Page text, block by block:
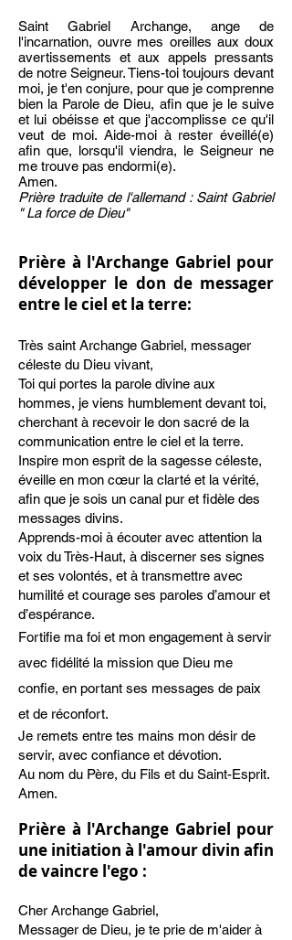
Saint Gabriel Archange, ange de
l'incarnation, ouvre mes oreilles aux doux
avertissements et aux appels pressants
de notre Seigneur. Tiens-toi toujours devant
moi, je t'en conjure, pour que je comprenne
bien la Parole de Dieu, afin que je le suive
et lui obéisse et que j'accomplisse ce qu'il
veut de moi. Aide-moi à rester éveillé(e)
afin que, lorsqu'il viendra, le Seigneur ne
me trouve pas endormi(e).
Amen.
Prière traduite de l'allemand : Saint Gabriel
" La force de Dieu"
Prière à l'Archange Gabriel pour
développer le don de messager
entre le ciel et la terre:
Très saint Archange Gabriel, messager
céleste du Dieu vivant,
Toi qui portes la parole divine aux
hommes, je viens humblement devant toi,
cherchant à recevoir le don sacré de la
communication entre le ciel et la terre.
Inspire mon esprit de la sagesse céleste,
éveille en mon cœur la clarté et la vérité,
afin que je sois un canal pur et fidèle des
messages divins.
Apprends-moi à écouter avec attention la
voix du Très-Haut, à discerner ses signes
et ses volontés, et à transmettre avec
humilité et courage ses paroles d’amour et
d’espérance.
Fortifie ma foi et mon engagement à servir
avec fidélité la mission que Dieu me
confie, en portant ses messages de paix
et de réconfort.
Je remets entre tes mains mon désir de
servir, avec confiance et dévotion.
Au nom du Père, du Fils et du Saint-Esprit.
Amen.
Prière à l'Archange Gabriel pour
une initiation à l'amour divin afin
de vaincre l'ego :
Cher Archange Gabriel,
Messager de Dieu, je te prie de m'aider à